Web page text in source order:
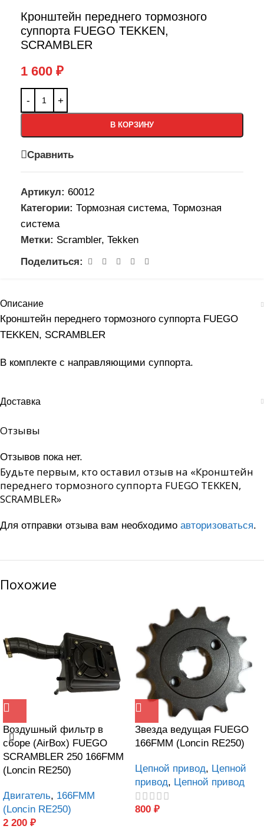
Кронштейн переднего тормозного
суппорта FUEGO TEKKEN,
SCRAMBLER
1 600 ₽
В КОРЗИНУ
Сравнить
Артикул: 60012
Категории: Тормозная система, Тормозная
система
Метки: Scrambler, Tekken
Поделиться:
Описание
Кронштейн переднего тормозного суппорта FUEGO
TEKKEN, SCRAMBLER
В комплекте с направляющими суппорта.
Доставка
Отзывы
Отзывов пока нет.
Будьте первым, кто оставил отзыв на «Кронштейн
переднего тормозного суппорта FUEGO TEKKEN,
SCRAMBLER»
Для отправки отзыва вам необходимо авторизоваться.
Похожие
Воздушный фильтр в
сборе (AirBox) FUEGO
SCRAMBLER 250 166FMM
(Loncin RE250)
Двигатель, 166FMM
(Loncin RE250)
2 200 ₽
Звезда ведущая FUEGO
166FMM (Loncin RE250)
Цепной привод, Цепной
привод, Цепной привод
800 ₽